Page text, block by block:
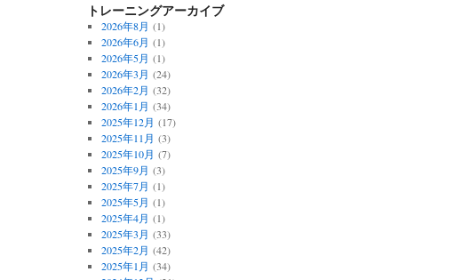
トレーニングアーカイブ
2026年8月 (1)
2026年6月 (1)
2026年5月 (1)
2026年3月 (24)
2026年2月 (32)
2026年1月 (34)
2025年12月 (17)
2025年11月 (3)
2025年10月 (7)
2025年9月 (3)
2025年7月 (1)
2025年5月 (1)
2025年4月 (1)
2025年3月 (33)
2025年2月 (42)
2025年1月 (34)